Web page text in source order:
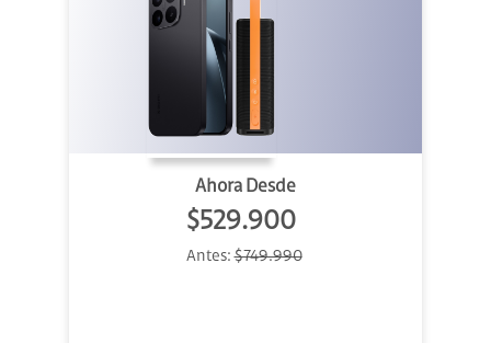
Ahora Desde
$529.900
Antes:$749.990